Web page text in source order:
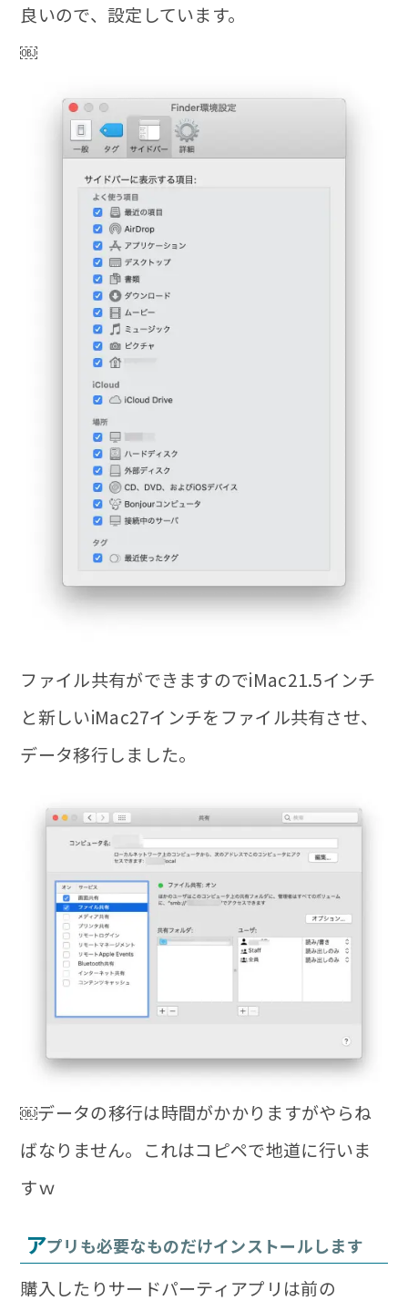
良いので、設定しています。
￼
ファイル共有ができますのでiMac21.5インチ
と新しいiMac27インチをファイル共有させ、
データ移行しました。
￼データの移行は時間がかかりますがやらね
ばなりません。これはコピペで地道に行いま
すｗ
アプリも必要なものだけインストールします
購入したりサードパーティアプリは前の